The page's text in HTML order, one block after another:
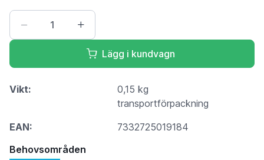
Lägg i kundvagn
Vikt:
0,15 kg
transportförpackning
EAN:
7332725019184
Behovsområden